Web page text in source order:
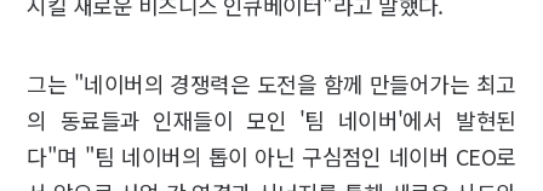
그는 "네이버의 경쟁력은 도전을 함께 만들어가는 최고
의 동료들과 인재들이 모인 '팀 네이버'에서 발현된
다"며 "팀 네이버의 톱이 아닌 구심점인 네이버 CEO로